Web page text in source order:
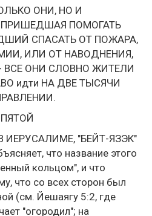
ОНИ, НО И
ПРИШЕДШАЯ ПОМОГАТЬ
СПАСАТЬ ОТ ПОЖАРА,
ИЛИ ОТ НАВОДНЕНИЯ,
ОНИ СЛОВНО ЖИТЕЛИ
идти НА ДВЕ ТЫСЯЧИ
"БЕЙТ-ЯЗЭК"
что название этого
кольцом", и что
что со всех сторон был
(см. Йешаягу 5:2, где
"огородил"; на